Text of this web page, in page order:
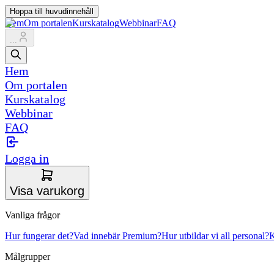
Hoppa till huvudinnehåll
HemOm portalenKurskatalogWebbinarFAQ
...
Hem
Om portalen
Kurskatalog
Webbinar
FAQ
Logga in
Visa varukorg
Vanliga frågor
Hur fungerar det?Vad innebär Premium?Hur utbildar vi all personal?
Målgrupper